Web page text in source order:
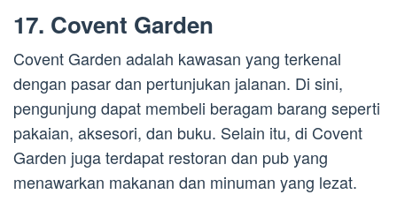
17. Covent Garden
Covent Garden adalah kawasan yang terkenal
dengan pasar dan pertunjukan jalanan. Di sini,
pengunjung dapat membeli beragam barang seperti
pakaian, aksesori, dan buku. Selain itu, di Covent
Garden juga terdapat restoran dan pub yang
menawarkan makanan dan minuman yang lezat.